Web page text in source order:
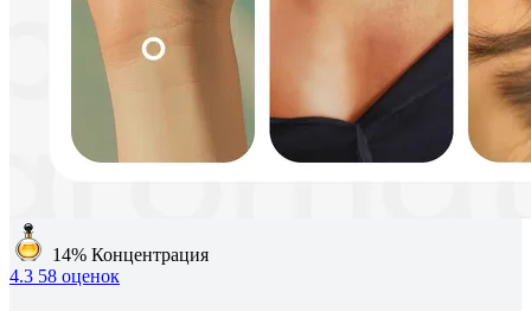
14% Концентрация
4.3 58 оценок